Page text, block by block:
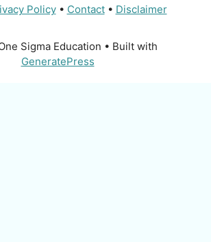
Policy• Contact• Disclaimer
Sigma Education • Built with
GeneratePress